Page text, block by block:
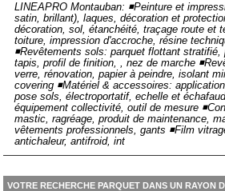
LINEAPRO Montauban: ◾Peinture et
satin, brillant), laques, décoration et
décoration, sol, étanchéité, traçage route et
toiture, impression d'accroche, résine
◾Revêtements sols: parquet flottant
tapis, profil de finition, , nez de marche
verre, rénovation, papier à peindre, isolant
covering ◾Matériel & accessoires:
pose sols, électroportatif, echelle et
équipement collectivité, outil de mesure
mastic, ragréage, produit de maintenance,
vêtements professionnels, gants ◾Film
antichaleur, antifroid, int
VOTRE RECHERCHE PARQUET DANS UN RAYON